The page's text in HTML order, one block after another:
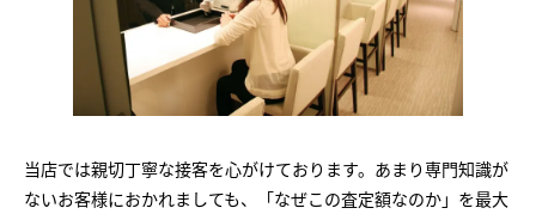
当店では親切丁寧な接客を心がけております。あまり専門知識が
ないお客様におかれましても、「なぜこの査定額なのか」を最大